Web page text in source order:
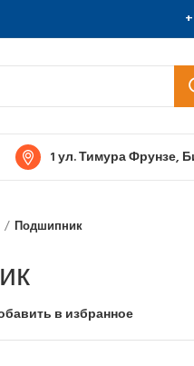
1 ул. Тимура Фрунзе,
Подшипник
в избранное